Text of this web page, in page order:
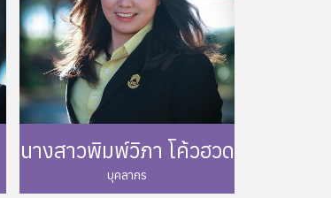
นางสาวพิมพ์วิภา โค้วฮวด
บุคลากร